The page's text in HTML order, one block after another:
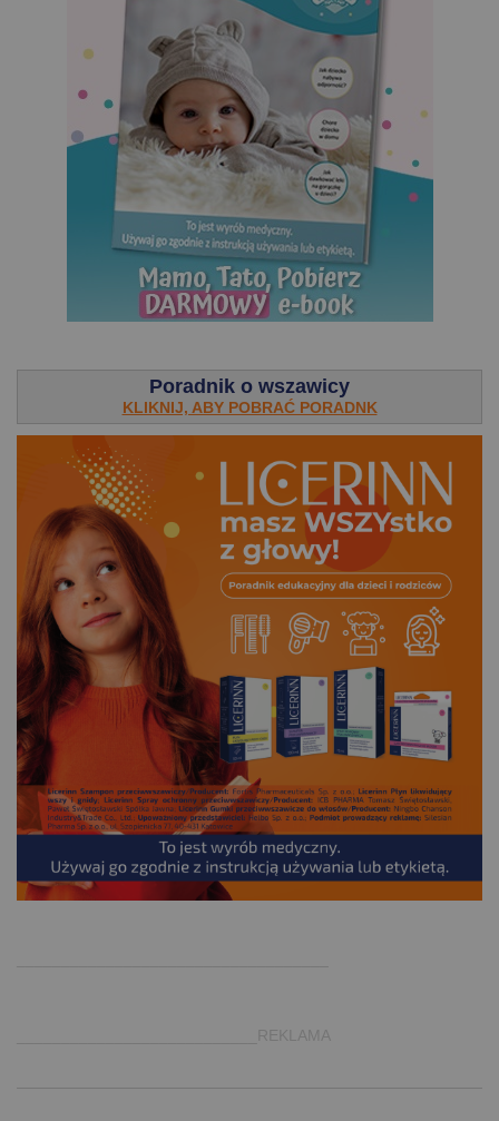
Poradnik o wszawicy
KLIKNIJ, ABY POBRAĆ PORADNK
___________________________REKLAMA